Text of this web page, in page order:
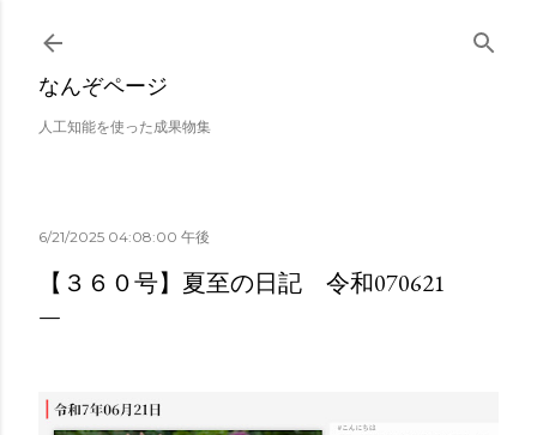
スキップしてメイン コンテンツに移動
なんぞページ
人工知能を使った成果物集
6/21/2025 04:08:00 午後
【３６０号】夏至の日記 令和070621